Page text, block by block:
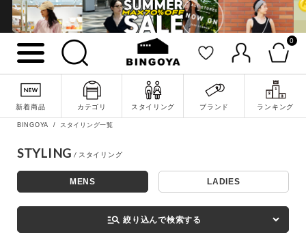
0
新着商品 カテゴリ スタイリング ブランド ランキング
詳細検索
キーワード
BINGOYA スタイリング一覧
STYLING
MENS LADIES
manage_search 絞り込んで検索する